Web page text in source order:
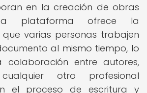
en la creación de obras
plataforma ofrece la
varias personas trabajen
al mismo tiempo, lo
entre autores,
otro profesional
el proceso de escritura y